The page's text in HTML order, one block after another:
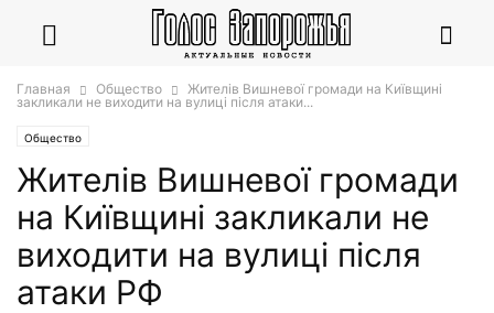
Главная Общество
Жителів Вишневої громади на Київщині
закликали не виходити на вулиці після атаки...
Общество
Жителів Вишневої громади
на Київщині закликали не
виходити на вулиці після
атаки РФ